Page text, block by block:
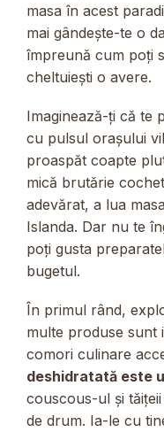
masa în acest
mai gândește-te o
împreună cum poți
cheltuiești o avere.
Imaginează-ți că te
cu pulsul orașului
proaspăt coapte
mică brutărie
adevărat, a lua
Islanda. Dar nu te
poți gusta
bugetul.
În primul rând,
multe produse sunt
comori culinare
deshidratată este
couscous-ul și
de drum. Ia-le cu